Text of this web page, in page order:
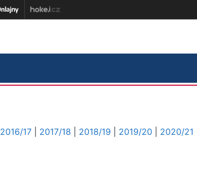
2016/17 2017/18 2018/19 2019/20
2020/21